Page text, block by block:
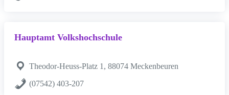
Hauptamt Volkshochschule
Theodor-Heuss-Platz 1, 88074 Meckenbeuren
(07542) 403-207